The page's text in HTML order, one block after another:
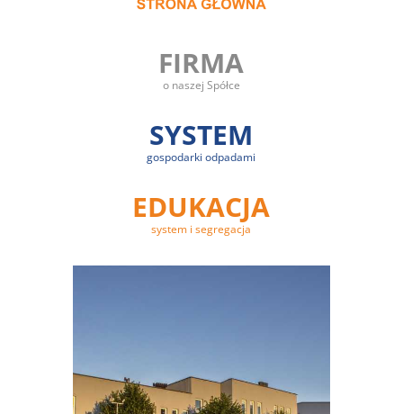
FIRMA
o naszej Spółce
SYSTEM
gospodarki odpadami
EDUKACJA
system i segregacja